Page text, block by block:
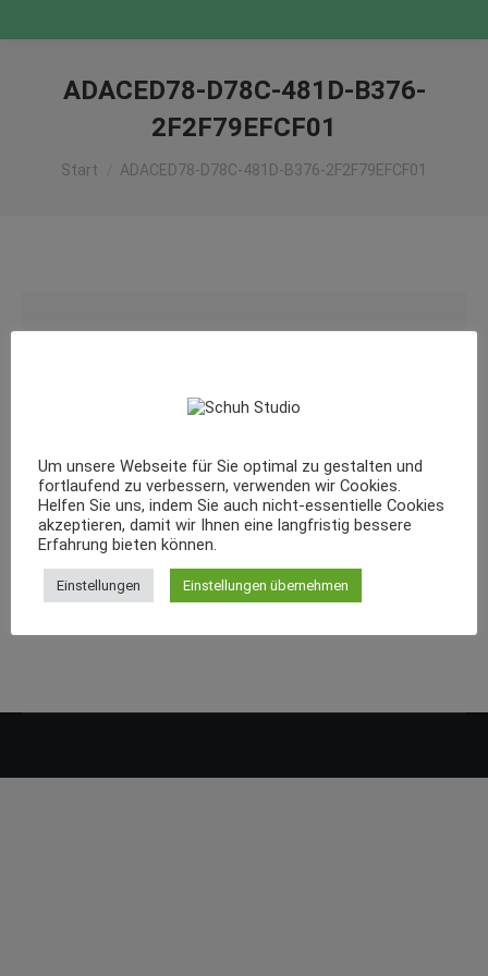
ADACED78-D78C-481D-B376-
2F2F79EFCF01
Sie befinden sich hier:
Start ADACED78-D78C-481D-B376-2F2F79EFCF01
Um unsere Webseite für Sie optimal zu gestalten und
fortlaufend zu verbessern, verwenden wir Cookies.
Helfen Sie uns, indem Sie auch nicht-essentielle Cookies
akzeptieren, damit wir Ihnen eine langfristig bessere
Erfahrung bieten können.
Einstellungen Einstellungen übernehmen